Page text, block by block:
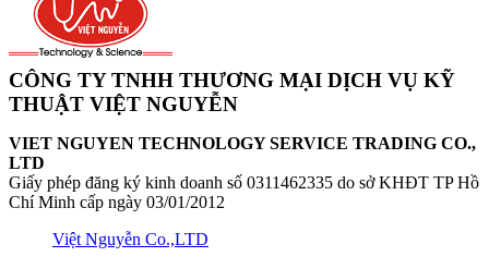
CÔNG TY TNHH THƯƠNG MẠI DỊCH VỤ KỸ
THUẬT VIỆT NGUYỄN
VIET NGUYEN TECHNOLOGY SERVICE TRADING CO.,
LTD
Giấy phép đăng ký kinh doanh số 0311462335 do sở KHĐT TP Hồ
Chí Minh cấp ngày 03/01/2012
Việt Nguyễn Co.,LTD